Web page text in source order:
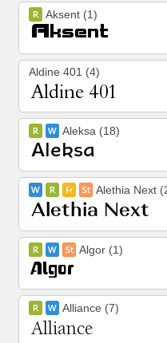
Aksent (1)
Aldine 401 (4)
Aleksa (18)
Alethia Next
Algor (1)
Alliance (7)